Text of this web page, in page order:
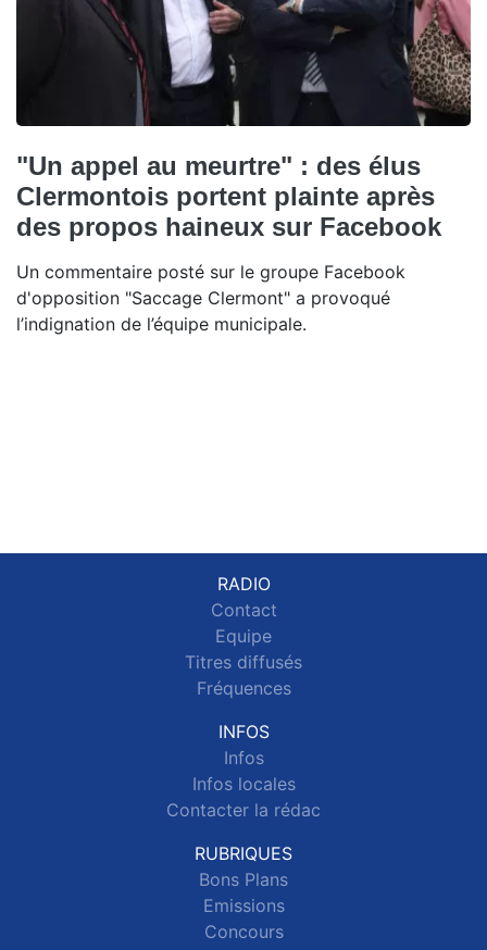
"Un appel au meurtre" : des élus
Clermontois portent plainte après
des propos haineux sur Facebook
Un commentaire posté sur le groupe Facebook
d'opposition "Saccage Clermont" a provoqué
l’indignation de l’équipe municipale.
RADIO
Contact
Equipe
Titres diffusés
Fréquences
INFOS
Infos
Infos locales
Contacter la rédac
RUBRIQUES
Bons Plans
Emissions
Concours